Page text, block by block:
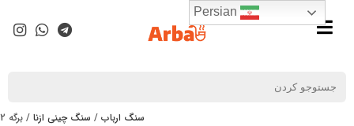
سنگ ارباب / سنگ چینی ازنا / برگه 2
Persian